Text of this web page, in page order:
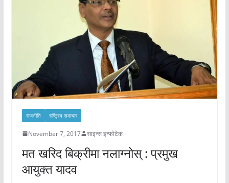
राजनीति राष्ट्रिय समाचार
November 7, 2017 साइन्स इन्फोटेक
मत खरिद बिक्रीमा नलाग्नोस् : प्रमुख
आयुक्त यादव